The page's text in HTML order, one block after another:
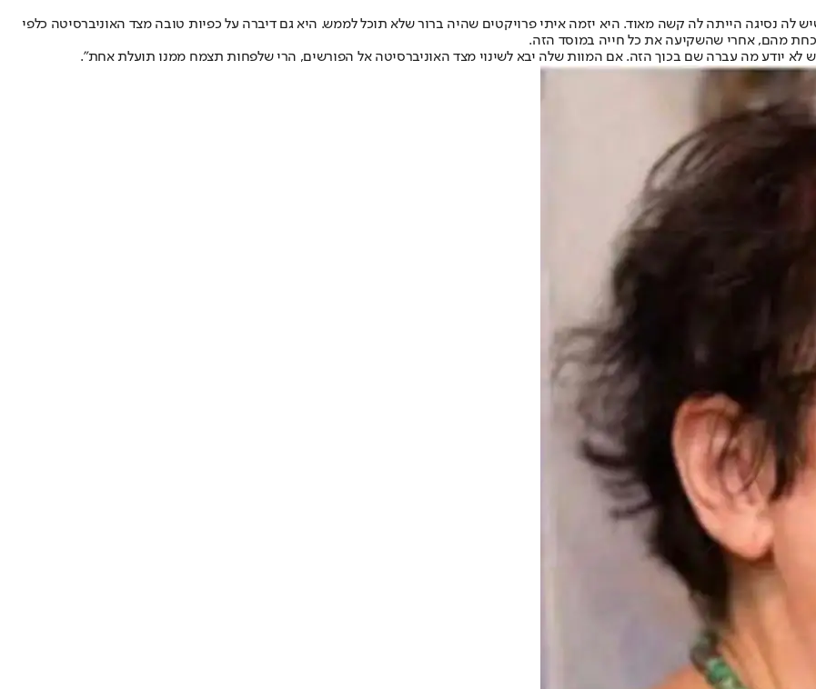
נסיגה הייתה לה קשה מאוד. היא יזמה איתי פרויקטים שהיה ברור שלא תוכל לממש. היא גם דיברה על כפיות טובה מצד האוניברסיטה כלפי
מהם, אחרי שהשקיעה את כל חייה במוסד הזה.
יודע מה עברה שם בכוך הזה. אם המוות שלה יבא לשינוי מצד האוניברסיטה אל הפורשים, הרי שלפחות תצמח ממנו תועלת אחת".